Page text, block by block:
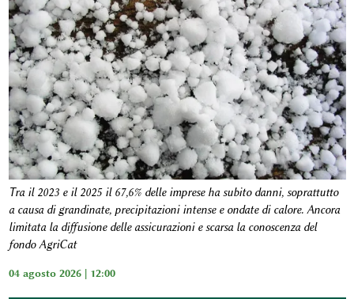
Tra il 2023 e il 2025 il 67,6% delle imprese ha subito danni, soprattutto
a causa di grandinate, precipitazioni intense e ondate di calore. Ancora
limitata la diffusione delle assicurazioni e scarsa la conoscenza del
fondo AgriCat
04 agosto 2026 | 12:00